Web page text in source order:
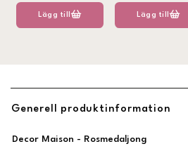
Lägg till Lägg till
Generell produktinformation
Decor Maison - Rosmedaljong